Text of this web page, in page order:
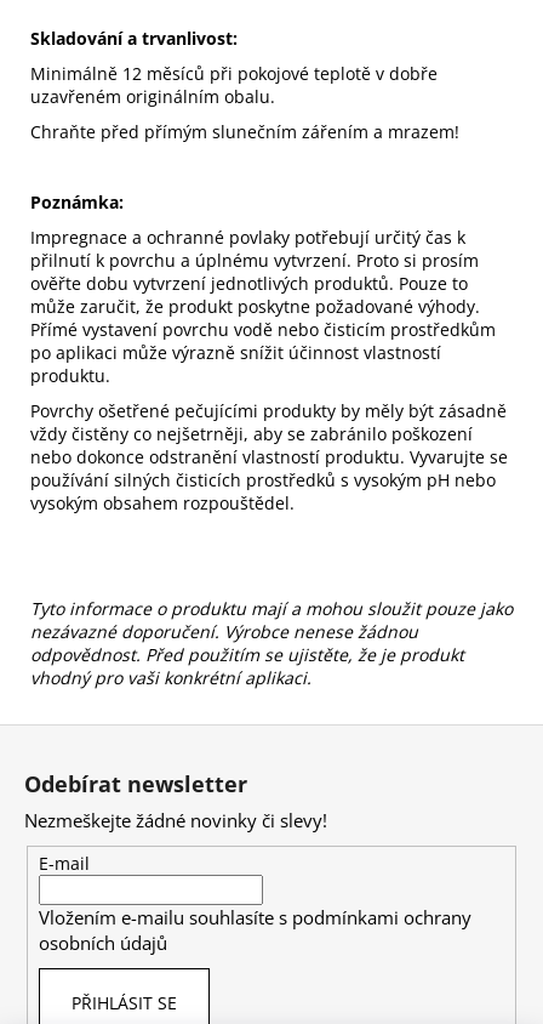
Skladování a trvanlivost:
Minimálně 12 měsíců při pokojové teplotě v dobře
uzavřeném originálním obalu.
Chraňte před přímým slunečním zářením a mrazem!
Poznámka:
Impregnace a ochranné povlaky potřebují určitý čas k
přilnutí k povrchu a úplnému vytvrzení. Proto si prosím
ověřte dobu vytvrzení jednotlivých produktů. Pouze to
může zaručit, že produkt poskytne požadované výhody.
Přímé vystavení povrchu vodě nebo čisticím prostředkům
po aplikaci může výrazně snížit účinnost vlastností
produktu.
Povrchy ošetřené pečujícími produkty by měly být zásadně
vždy čistěny co nejšetrněji, aby se zabránilo poškození
nebo dokonce odstranění vlastností produktu. Vyvarujte se
používání silných čisticích prostředků s vysokým pH nebo
vysokým obsahem rozpouštědel.
Tyto informace o produktu mají a mohou sloužit pouze jako
nezávazné doporučení. Výrobce nenese žádnou
odpovědnost. Před použitím se ujistěte, že je produkt
vhodný pro vaši konkrétní aplikaci.
Z
Odebírat newsletter
Nezmeškejte žádné novinky či slevy!
E-mail
Vložením e-mailu souhlasíte s podmínkami ochrany
osobních údajů
PŘIHLÁSIT SE